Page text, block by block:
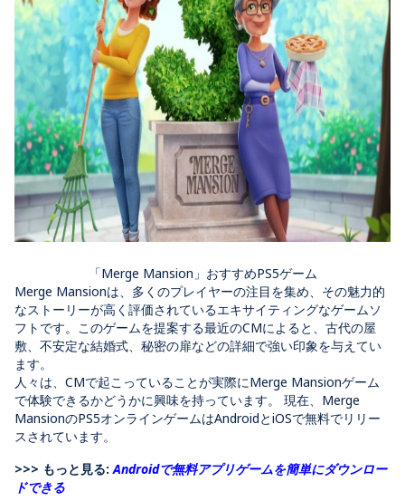
「Merge Mansion」おすすめPS5ゲーム
Merge Mansionは、多くのプレイヤーの注目を集め、その魅力的
なストーリーが高く評価されているエキサイティングなゲームソ
フトです。このゲームを提案する最近のCMによると、古代の屋
敷、不安定な結婚式、秘密の扉などの詳細で強い印象を与えてい
ます。
人々は、CMで起こっていることが実際にMerge Mansionゲーム
で体験できるかどうかに興味を持っています。 現在、Merge
MansionのPS5オンラインゲームはAndroidとiOSで無料でリリー
スされています。
>>> もっと見る:Androidで無料アプリゲームを簡単にダウンロー
ドできる